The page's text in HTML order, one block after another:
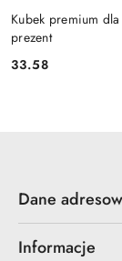
Kubek premium
prezent
Cena:
33.58
Dane
Informacje